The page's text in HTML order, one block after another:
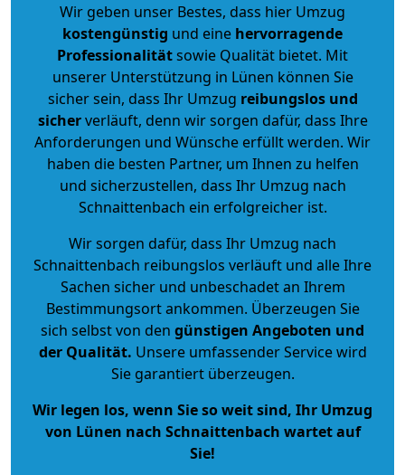
Wir geben unser Bestes, dass hier Umzug
kostengünstig und eine hervorragende
Professionalitätsowie Qualität bietet. Mit
unserer Unterstützung in Lünen können Sie
sicher sein, dass Ihr Umzug reibungslos und
sicherverläuft, denn wir sorgen dafür, dass Ihre
Anforderungen und Wünsche erfüllt werden. Wir
haben die besten Partner, um Ihnen zu helfen
und sicherzustellen, dass Ihr Umzug nach
Schnaittenbach ein erfolgreicher ist.
Wir sorgen dafür, dass Ihr Umzug nach
Schnaittenbach reibungslos verläuft und alle Ihre
Sachen sicher und unbeschadet an Ihrem
Bestimmungsort ankommen. Überzeugen Sie
sich selbst von den günstigen Angeboten und
der Qualität. Unsere umfassender Service wird
Sie garantiert überzeugen.
Wir legen los, wenn Sie so weit sind, Ihr Umzug
von Lünen nach Schnaittenbach wartet auf
Sie!